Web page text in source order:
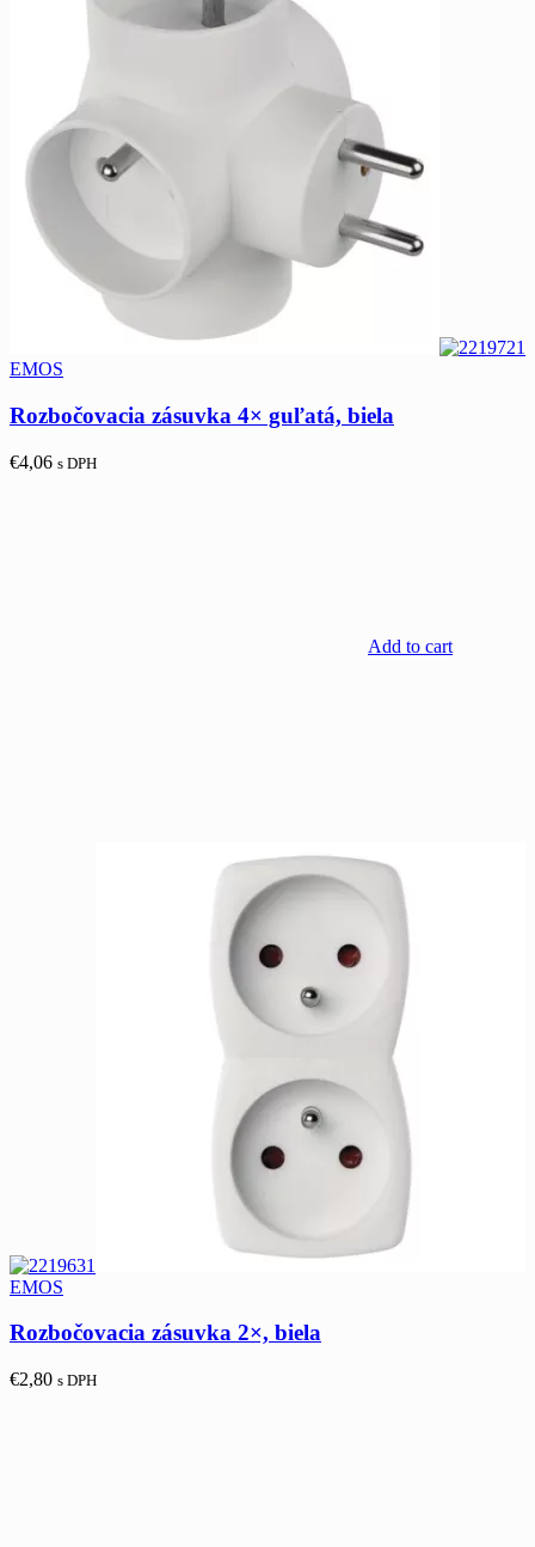
EMOS
Rozbočovacia zásuvka 4× guľatá, biela
€4,06 s DPH
Add to cart
EMOS
Rozbočovacia zásuvka 2×, biela
€2,80 s DPH